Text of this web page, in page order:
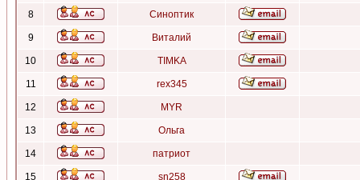
8 Синоптик
9 Виталий
10 TIMKA
11 rex345
12 MYR
13 Ольга
14 патриот
15 sn258